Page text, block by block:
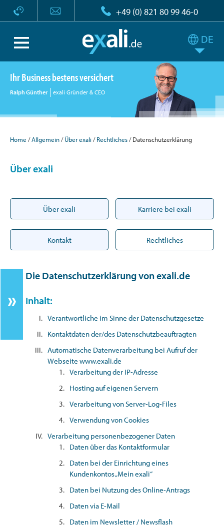
+49 (0) 821 80 99 46-0
Ihr Business bestens versichert
Ralph Günther exali Gründer & CEO
Home Allgemein Über exali Rechtliches Datenschutzerklärung
Über exali
Über exali Karriere bei exali
Kontakt Rechtliches
Die Datenschutzerklärung von exali.de
Inhalt:
Verantwortliche im Sinne der Datenschutzgesetze
Kontaktdaten der/des Datenschutzbeauftragten
Automatische Datenverarbeitung bei Aufruf der
Webseite www.exali.de
Verarbeitung der IP-Adresse
Hosting auf eigenen Servern
Verarbeitung von Server-Log-Files
Verwendung von Cookies
Verarbeitung personenbezogener Daten
Daten über das Kontaktformular
Daten bei der Einrichtung eines
Kundenkontos „Mein exali“
Daten bei Nutzung des Online-Antrags
Daten via E-Mail
Daten im Newsletter / Newsflash